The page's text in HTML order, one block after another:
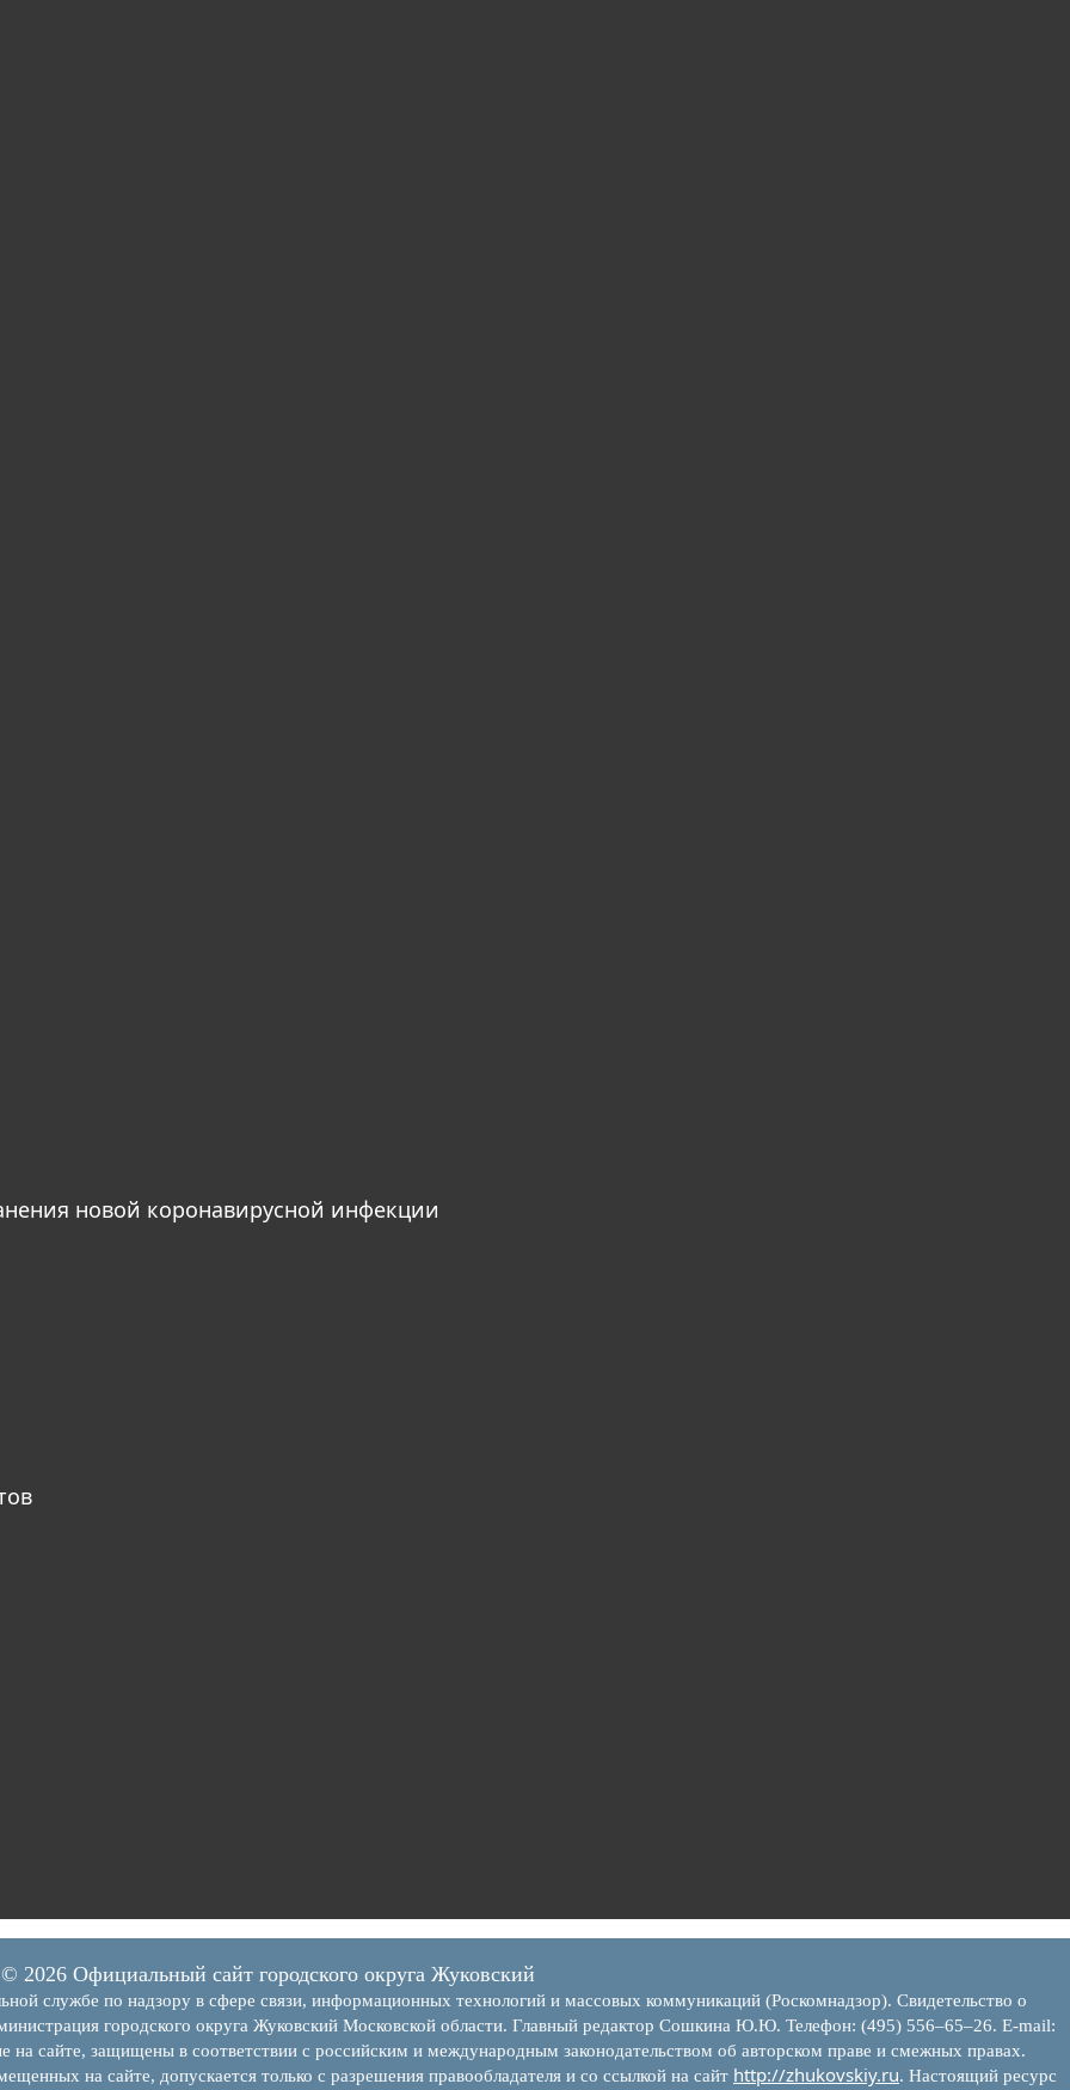
из
новой коронавирусной инфекции
© 2026 Официальный сайт городского округа Жуковский
службе по надзору в сфере связи, информационных технологий и массовых коммуникаций (Роскомнадзор). Свидетельство о
городского округа Жуковский Московской области. Главный редактор Сошкина Ю.Ю. Телефон: (495) 556–65–26. E‑mail:
на сайте, защищены в соответствии с российским и международным законодательством об авторском праве и смежных правах.
на сайте, допускается только с разрешения правообладателя и со ссылкой на сайт http://zhukovskiy.ru. Настоящий ресурс